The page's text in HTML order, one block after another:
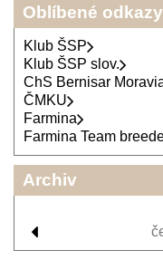
Oblíbené odkazy
Klub ŠSP
Klub ŠSP slov.
ChS Bernisar
ČMKU
Farmina
Farmina Team
Archiv